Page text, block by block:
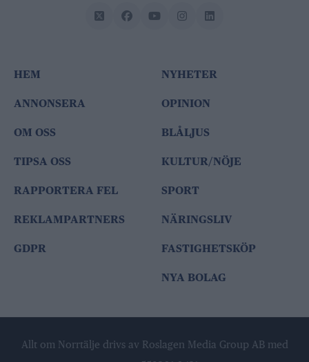
HEM
ANNONSERA
OM OSS
TIPSA OSS
RAPPORTERA FEL
REKLAMPARTNERS
GDPR
NYHETER
OPINION
BLÅLJUS
KULTUR/NÖJE
SPORT
NÄRINGSLIV
FASTIGHETSKÖP
NYA BOLAG
Allt om Norrtälje drivs av Roslagen Media Group AB med